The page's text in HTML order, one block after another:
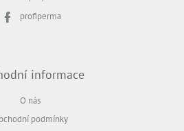
profiperma
informace
O nás
podmínky